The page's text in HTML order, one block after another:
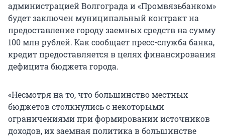
администрацией Волгограда и «Промвязьбанком»
будет заключен муниципальный контракт на
предоставление городу заемных средств на сумму
100 млн рублей. Как сообщает пресс-служба банка,
кредит предоставляется в целях финансирования
дефицита бюджета города.
«Несмотря на то, что большинство местных
бюджетов столкнулись с некоторыми
ограничениями при формировании источников
доходов, их заемная политика в большинстве